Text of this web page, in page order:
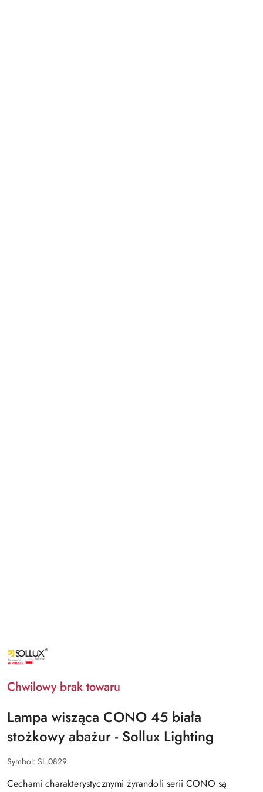
NAZWA
PRODUCENTA:
SOLLUX
Chwilowy brak towaru
Lampa wisząca CONO 45 biała
stożkowy abażur - Sollux Lighting
Symbol: SL.0829
Cechami charakterystycznymi żyrandoli serii CONO są